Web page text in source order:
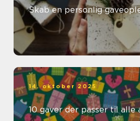
Skab en personlig
14. oktober 2025
10 gaver der passer til alle